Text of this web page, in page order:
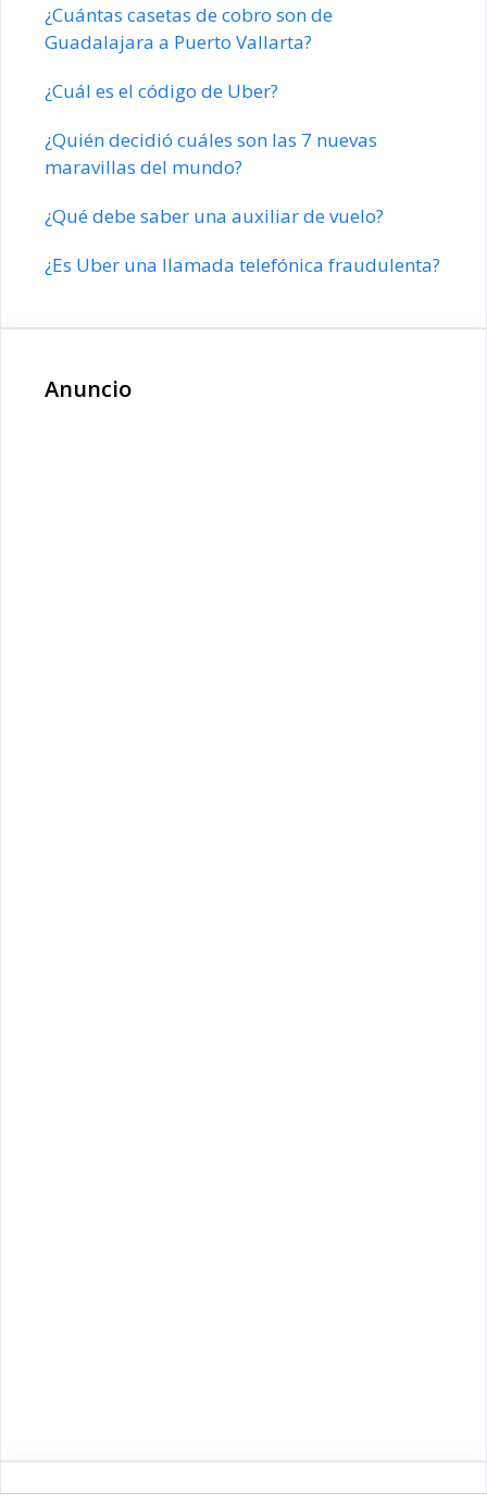
¿Cuántas casetas de cobro son de
Guadalajara a Puerto Vallarta?
¿Cuál es el código de Uber?
¿Quién decidió cuáles son las 7 nuevas
maravillas del mundo?
¿Qué debe saber una auxiliar de vuelo?
¿Es Uber una llamada telefónica fraudulenta?
Anuncio